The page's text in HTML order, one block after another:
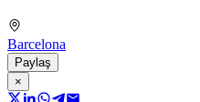
Barcelona
Paylaş
×